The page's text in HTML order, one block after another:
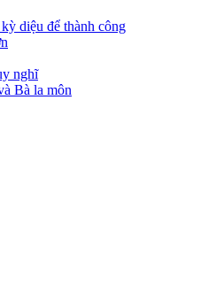
diệu để thành công
nghĩ
Bà la môn